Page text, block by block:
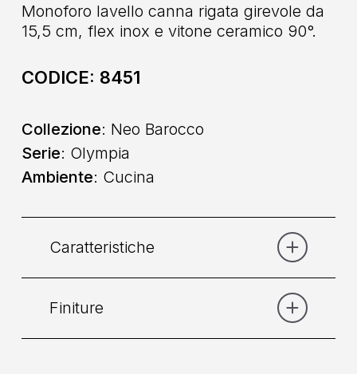
Monoforo lavello canna rigata girevole da
15,5 cm, flex inox e vitone ceramico 90°.
CODICE: 8451
Collezione: Neo Barocco
Serie: Olympia
Ambiente: Cucina
Caratteristiche
Finiture